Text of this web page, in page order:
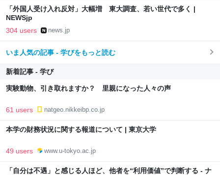
「外国人受け入れ反対」大幅増 東大調査、若い世代で多く |
NEWSjp
304 users news.jp
いま人気の記事 - 学びをもっと読む
新着記事 - 学び
実験動物、引き取れますか？ 里親になった人々の声
61 users natgeo.nikkeibp.co.jp
本学の財務状況に関する報道について | 東京大学
49 users www.u-tokyo.ac.jp
「自分は不遇」と感じる人ほど、他者を“利用価値”で判断する - ナ